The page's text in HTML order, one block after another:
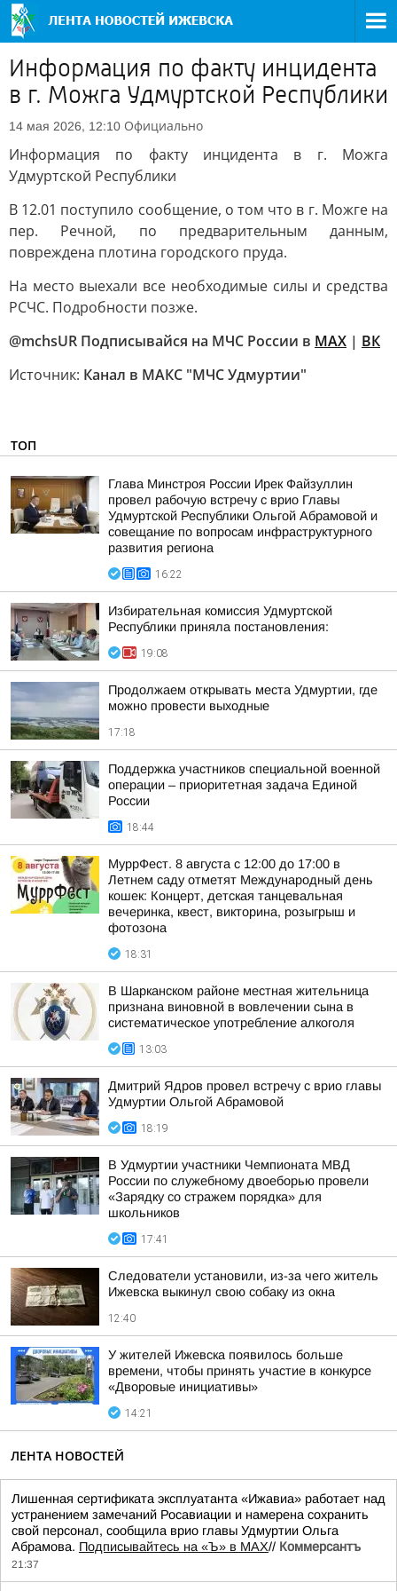
Информация по факту инцидента
в г. Можга Удмуртской Республики
14 мая 2026, 12:10 Официально
Информация по факту инцидента в г. Можга
Удмуртской Республики
В 12.01 поступило сообщение, о том что в г. Можге на
пер. Речной, по предварительным данным,
повреждена плотина городского пруда.
На место выехали все необходимые силы и средства
РСЧС. Подробности позже.
@mchsUR Подписывайся на МЧС России в MAX | ВК
Источник: Канал в МАКС "МЧС Удмуртии"
ТОП
Глава Минстроя России Ирек Файзуллин
провел рабочую встречу с врио Главы
Удмуртской Республики Ольгой Абрамовой и
совещание по вопросам инфраструктурного
развития региона
16:22
Избирательная комиссия Удмуртской
Республики приняла постановления:
19:08
Продолжаем открывать места Удмуртии, где
можно провести выходные
17:18
Поддержка участников специальной военной
операции – приоритетная задача Единой
России
18:44
МуррФест. 8 августа с 12:00 до 17:00 в
Летнем саду отметят Международный день
кошек: Концерт, детская танцевальная
вечеринка, квест, викторина, розыгрыш и
фотозона
18:31
В Шарканском районе местная жительница
признана виновной в вовлечении сына в
систематическое употребление алкоголя
13:03
Дмитрий Ядров провел встречу с врио главы
Удмуртии Ольгой Абрамовой
18:19
В Удмуртии участники Чемпионата МВД
России по служебному двоеборью провели
«Зарядку со стражем порядка» для
школьников
17:41
Следователи установили, из-за чего житель
Ижевска выкинул свою собаку из окна
12:40
У жителей Ижевска появилось больше
времени, чтобы принять участие в конкурсе
«Дворовые инициативы»
14:21
ЛЕНТА НОВОСТЕЙ
Лишенная сертификата эксплуатанта «Ижавиа» работает над
устранением замечаний Росавиации и намерена сохранить
свой персонал, сообщила врио главы Удмуртии Ольга
Абрамова. Подписывайтесь на «Ъ» в MAX// Коммерсантъ
21:37